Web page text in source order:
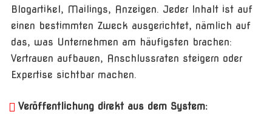
Blogartikel, Mailings, Anzeigen. Jeder Inhalt ist auf
einen bestimmten Zweck ausgerichtet, nämlich auf
das, was Unternehmen am häufigsten brachen:
Vertrauen aufbauen, Anschlussraten steigern oder
Expertise sichtbar machen.
Veröffentlichung direkt aus dem System: